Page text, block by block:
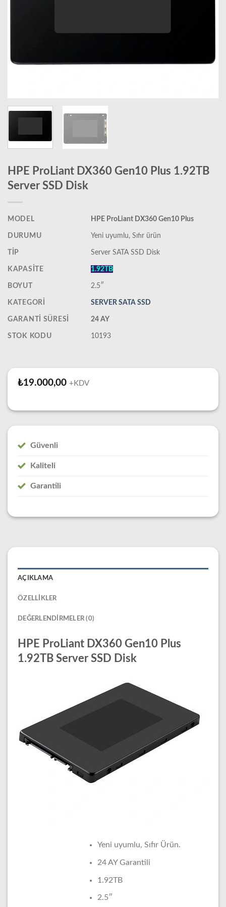
HPE ProLiant DX360 Gen10 Plus 1.92TB
Server SSD Disk
MODEL HPE ProLiant DX360 Gen10 Plus
DURUMU ‎Yeni uyumlu, Sıfır ürün
TIP Server SATA SSD Disk
KAPASITE 1.92TB
BOYUT 2.5″
KATEGORI SERVER SATA SSD
GARANTI SÜRESI 24 AY
STOK KODU 10193
₺19.000,00 +KDV
Güvenli
Kaliteli
Garantili
AÇIKLAMA
ÖZELLIKLER
DEĞERLENDIRMELER (0)
HPE ProLiant DX360 Gen10 Plus
1.92TB Server SSD Disk
Yeni uyumlu, Sıfır Ürün.
24 AY Garantili
1.92TB
2.5″